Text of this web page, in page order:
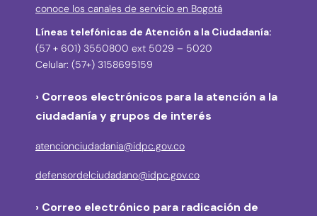
conoce los canales de servicio en Bogotá
Líneas telefónicas de Atención a la Ciudadanía:
(57 + 601) 3550800 ext 5029 – 5020
Celular: (57+) 3158695159
› Correos electrónicos para la atención a la
ciudadanía y grupos de interés
atencionciudadania@idpc.gov.co
defensordelciudadano@idpc.gov.co
› Correo electrónico para radicación de